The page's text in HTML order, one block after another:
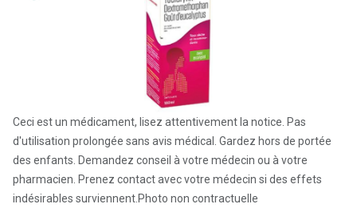
Ceci est un médicament, lisez attentivement la notice. Pas
d'utilisation prolongée sans avis médical. Gardez hors de portée
des enfants. Demandez conseil à votre médecin ou à votre
pharmacien. Prenez contact avec votre médecin si des effets
indésirables surviennent. Photo non contractuelle